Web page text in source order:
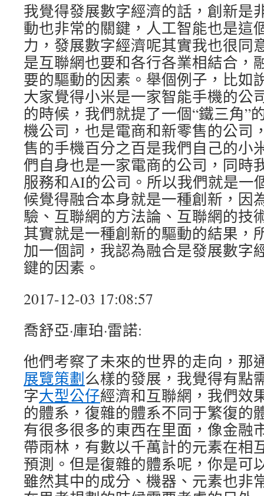
我覺得發展數字經濟的話，創新是
動也非常的關鍵，人工智能也是這
力，發展數字經濟呢其實我也很同
是互聯網也要和各行各業相結合，
要的驅動的因素。舉個例子，比如
大家覺得小米是一家智能手機的公
的時候，我們就提了一個“鐵三角”
機公司，也是電商和新零售的公司
售的手機百分之百是我們自己的小
們自身也是一家電商的公司，同時
服務和AI的公司。所以我們就是一
候覺得融合本身就是一種創新，因
驗、互聯網的方法論、互聯網的技
其實就是一種創新的驅動的結果，
加一個詞，我認為融合是發展數字
鍵的因素。
2017-12-03 17:08:57
喬舒亞·庫珀·雷諾:
他們考察了未來的世界的走向，那
展覽策劃么樣的發展，我覺得有點
字大型公仔經濟和互聯網，我們效
的體系，復雜的體系不同于繁復的
有很多很多的東西在里面，像金融
帶雨林，有數以千萬計的元素在相
預測。但是復雜的體系呢，你是可
雖然其中的成分、機器、元素也非